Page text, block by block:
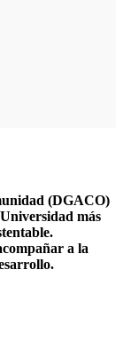
(DGACO)
más
a la